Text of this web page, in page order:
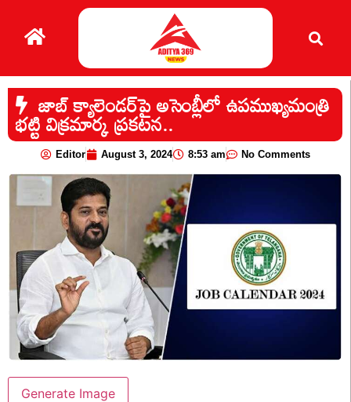
జాబ్ క్యాలెండర్‌పై అసెంబ్లీలో ఉపముఖ్యమంత్రి
భట్టి విక్రమార్క ప్రకటన..
Editor August 3, 2024 8:53 am No Comments
Generate Image